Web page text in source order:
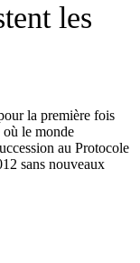
les
la première fois
où le monde
au Protocole
sans nouveaux